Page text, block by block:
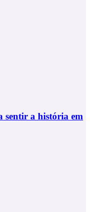
sentir a história em